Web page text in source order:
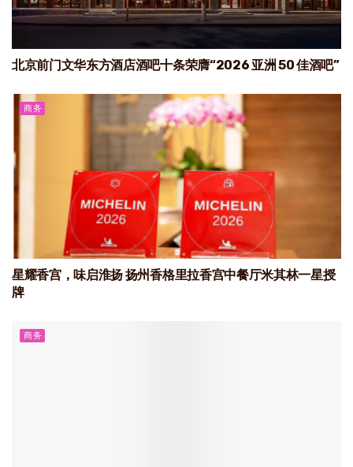
北京前门文华东方酒店酒吧十条荣膺“2026 亚洲 50 佳酒吧”
商务
星耀香宫，味启淮扬 扬州香格里拉香宫中餐厅米其林一星授
牌
商务